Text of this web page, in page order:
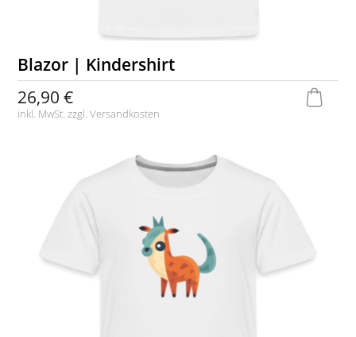
Blazor | Kindershirt
26,90 €
inkl. MwSt. zzgl.Versandkosten